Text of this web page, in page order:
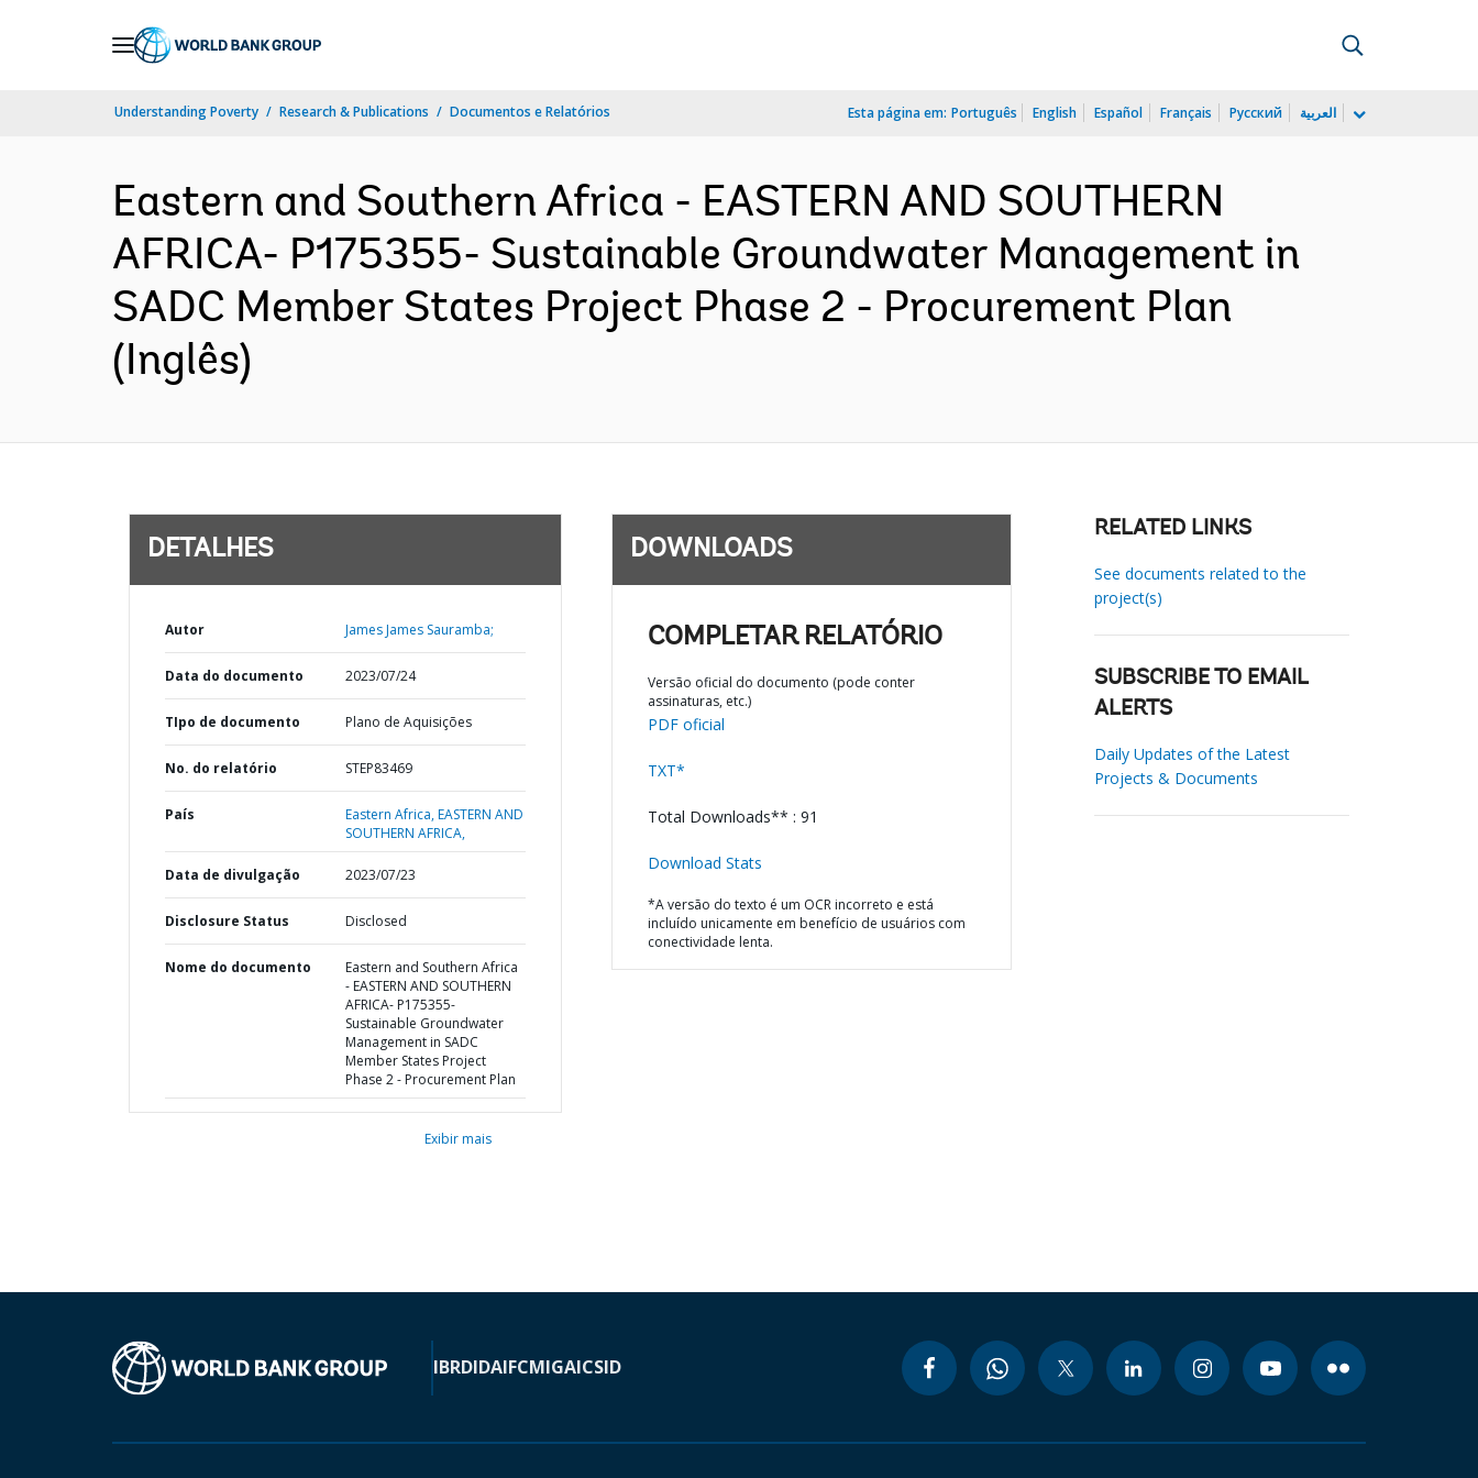
Understanding Poverty Research & Publications Documentos e Relatórios Esta página em: Português English Español Français Русский العربية
Eastern and Southern Africa - EASTERN AND SOUTHERN
AFRICA- P175355- Sustainable Groundwater Management in
SADC Member States Project Phase 2 - Procurement Plan
(Inglês)
DETALHES
Autor James James Sauramba;
Data do documento 2023/07/24
TIpo de documento Plano de Aquisições
No. do relatório STEP83469
País Eastern Africa,EASTERN AND
SOUTHERN AFRICA,
Data de divulgação 2023/07/23
Disclosure Status Disclosed
Nome do documento
Eastern and Southern Africa
- EASTERN AND SOUTHERN
AFRICA- P175355-
Sustainable Groundwater
Management in SADC
Member States Project
Phase 2 - Procurement Plan
Exibir mais
DOWNLOADS
COMPLETAR RELATÓRIO
Versão oficial do documento (pode conter
assinaturas, etc.)
PDF oficial
TXT*
Total Downloads** : 91
Download Stats
*A versão do texto é um OCR incorreto e está
incluído unicamente em benefício de usuários com
conectividade lenta.
RELATED LINKS
See documents related to the
project(s)
SUBSCRIBE TO EMAIL
ALERTS
Daily Updates of the Latest
Projects & Documents
IBRDIDAIFCMIGAICSID